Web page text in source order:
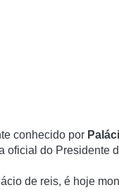
conhecido por
oficial do Presidente
de reis, é hoje